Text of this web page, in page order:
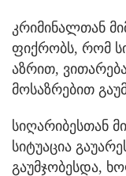
კრიმინალთან
ფიქრობს, რომ
აზრით,
მოსაზრებით
სიღარიბესთან
სიტუაცია
გაუმჯობესდა,